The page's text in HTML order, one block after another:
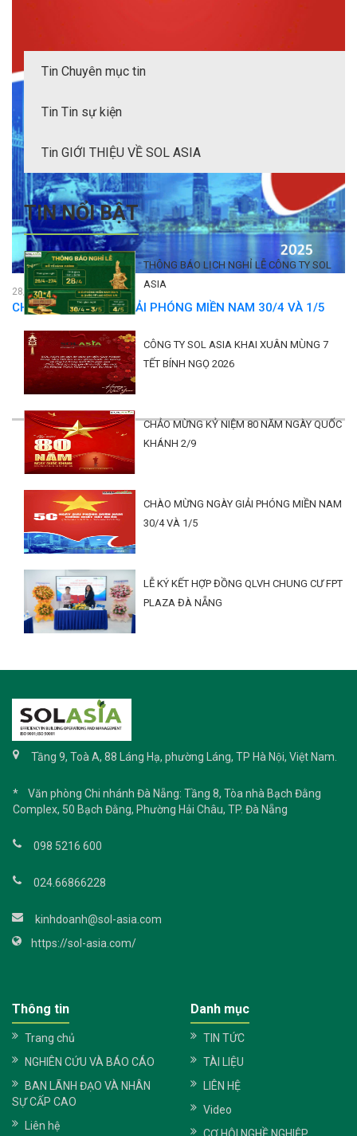
28/04/2025 11:09:55
CHÀO MỪNG NGÀY GIẢI PHÓNG MIỀN NAM 30/4 VÀ 1/5
Tin Chuyên mục tin
Tin Tin sự kiện
Tin GIỚI THIỆU VỀ SOL ASIA
TIN NỔI BẬT
THÔNG BÁO LỊCH NGHỈ LỄ CÔNG TY SOL
ASIA
CÔNG TY SOL ASIA KHAI XUÂN MÙNG 7
TẾT BÍNH NGỌ 2026
CHẢO MỪNG KỶ NIỆM 80 NĂM NGÀY QUỐC
KHÁNH 2/9
CHÀO MỪNG NGÀY GIẢI PHÓNG MIỀN NAM
30/4 VÀ 1/5
LỄ KÝ KẾT HỢP ĐỒNG QLVH CHUNG CƯ FPT
PLAZA ĐÀ NẴNG
Tầng 9, Toà A, 88 Láng Hạ, phường Láng, TP Hà Nội, Việt Nam.
* Văn phòng Chi nhánh Đà Nẵng: Tầng 8, Tòa nhà Bạch Đằng
Complex, 50 Bạch Đằng, Phường Hải Châu, TP. Đà Nẵng
098 5216 600
024.66866228
kinhdoanh@sol-asia.com
https://sol-asia.com/
Thông tin
Trang chủ
NGHIÊN CỨU VÀ BÁO CÁO
BAN LÃNH ĐẠO VÀ NHÂN
SỰ CẤP CAO
Liên hệ
Danh mục
TIN TỨC
TÀI LIỆU
LIÊN HỆ
Video